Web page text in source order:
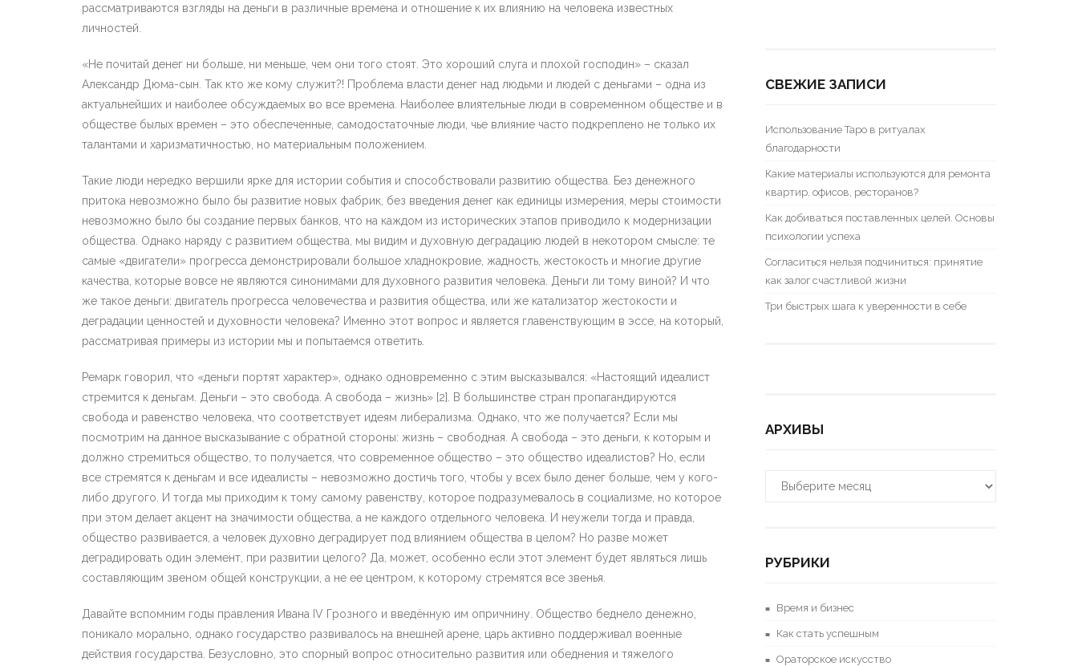
рассматриваются взгляды на деньги в различные времена и отношение к их влиянию на человека известных
личностей.
«Не почитай денег ни больше, ни меньше, чем они того стоят. Это хороший слуга и плохой господин» – сказал
Александр Дюма-сын. Так кто же кому служит?! Проблема власти денег над людьми и людей с деньгами – одна из
актуальнейших и наиболее обсуждаемых во все времена. Наиболее влиятельные люди в современном обществе и в
обществе былых времен – это обеспеченные, самодостаточные люди, чье влияние часто подкреплено не только их
талантами и харизматичностью, но материальным положением.
Такие люди нередко вершили ярке для истории события и способствовали развитию общества. Без денежного
притока невозможно было бы развитие новых фабрик, без введения денег как единицы измерения, меры стоимости
невозможно было бы создание первых банков, что на каждом из исторических этапов приводило к модернизации
общества. Однако наряду с развитием общества, мы видим и духовную деградацию людей в некотором смысле: те
самые «двигатели» прогресса демонстрировали большое хладнокровие, жадность, жестокость и многие другие
качества, которые вовсе не являются синонимами для духовного развития человека. Деньги ли тому виной? И что
же такое деньги: двигатель прогресса человечества и развития общества, или же катализатор жестокости и
деградации ценностей и духовности человека? Именно этот вопрос и является главенствующим в эссе, на который,
рассматривая примеры из истории мы и попытаемся ответить.
Ремарк говорил, что «деньги портят характер», однако одновременно с этим высказывался: «Настоящий идеалист
стремится к деньгам. Деньги – это свобода. А свобода – жизнь» [2]. В большинстве стран пропагандируются
свобода и равенство человека, что соответствует идеям либерализма. Однако, что же получается? Если мы
посмотрим на данное высказывание с обратной стороны: жизнь – свободная. А свобода – это деньги, к которым и
должно стремиться общество, то получается, что современное общество – это общество идеалистов? Но, если
все стремятся к деньгам и все идеалисты – невозможно достичь того, чтобы у всех было денег больше, чем у кого-
либо другого. И тогда мы приходим к тому самому равенству, которое подразумевалось в социализме, но которое
при этом делает акцент на значимости общества, а не каждого отдельного человека. И неужели тогда и правда,
общество развивается, а человек духовно деградирует под влиянием общества в целом? Но разве может
деградировать один элемент, при развитии целого? Да, может, особенно если этот элемент будет являться лишь
составляющим звеном общей конструкции, а не ее центром, к которому стремятся все звенья.
Давайте вспомним годы правления Ивана IV Грозного и введённую им опричнину. Общество беднело денежно,
поникало морально, однако государство развивалось на внешней арене, царь активно поддерживал военные
действия государства. Безусловно, это спорный вопрос относительно развития или обеднения и тяжелого
СВЕЖИЕ ЗАПИСИ
Использование Таро в ритуалах
благодарности
Какие материалы используются для ремонта
квартир, офисов, ресторанов?
Как добиваться поставленных целей. Основы
психологии успеха
Согласиться нельзя подчиниться: принятие
как залог счастливой жизни
Три быстрых шага к уверенности в себе
АРХИВЫ
РУБРИКИ
Время и бизнес
Как стать успешным
Ораторское искусство